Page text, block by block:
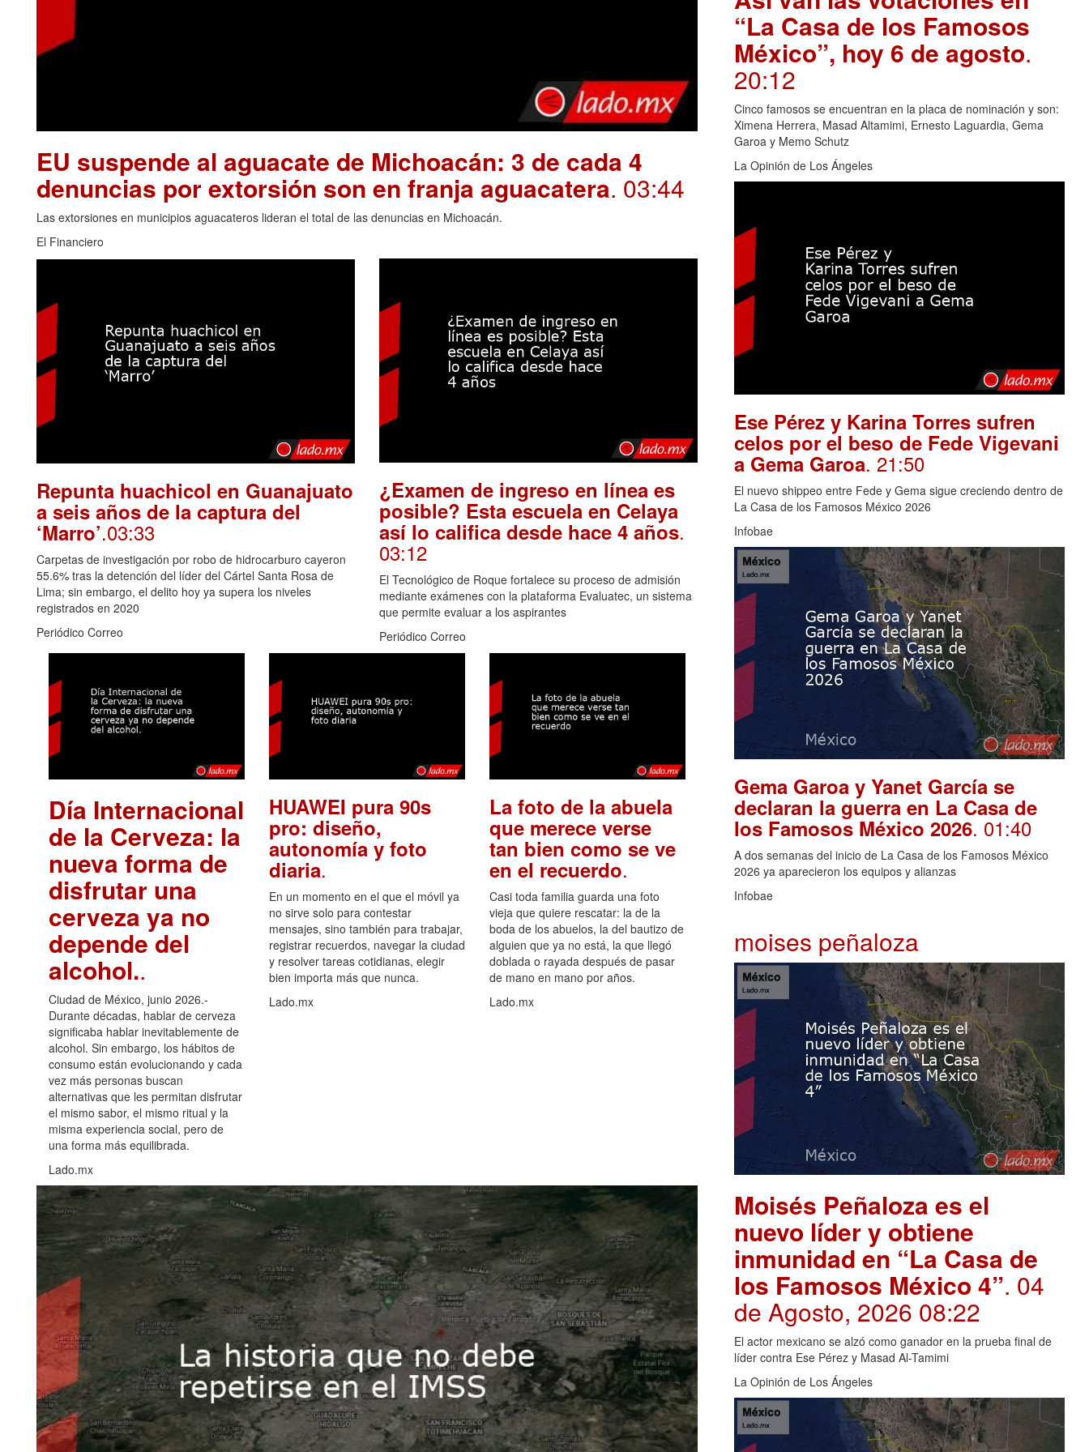
EU suspende al aguacate de Michoacán: 3 de cada 4
denuncias por extorsión son en franja aguacatera. 03:44
Las extorsiones en municipios aguacateros lideran el total de las denuncias en Michoacán.
El Financiero
Repunta huachicol en Guanajuato
a seis años de la captura del
‘Marro’.03:33
Carpetas de investigación por robo de hidrocarburo cayeron
55.6% tras la detención del líder del Cártel Santa Rosa de
Lima; sin embargo, el delito hoy ya supera los niveles
registrados en 2020
Periódico Correo
¿Examen de ingreso en línea es
posible? Esta escuela en Celaya
así lo califica desde hace 4 años.
03:12
El Tecnológico de Roque fortalece su proceso de admisión
mediante exámenes con la plataforma Evaluatec, un sistema
que permite evaluar a los aspirantes
Periódico Correo
Día Internacional
de la Cerveza: la
nueva forma de
disfrutar una
cerveza ya no
depende del
alcohol..
Ciudad de México, junio 2026.-
Durante décadas, hablar de cerveza
significaba hablar inevitablemente de
alcohol. Sin embargo, los hábitos de
consumo están evolucionando y cada
vez más personas buscan
alternativas que les permitan disfrutar
el mismo sabor, el mismo ritual y la
misma experiencia social, pero de
una forma más equilibrada.
Lado.mx
HUAWEI pura 90s
pro: diseño,
autonomía y foto
diaria.
En un momento en el que el móvil ya
no sirve solo para contestar
mensajes, sino también para trabajar,
registrar recuerdos, navegar la ciudad
y resolver tareas cotidianas, elegir
bien importa más que nunca.
Lado.mx
La foto de la abuela
que merece verse
tan bien como se ve
en el recuerdo.
Casi toda familia guarda una foto
vieja que quiere rescatar: la de la
boda de los abuelos, la del bautizo de
alguien que ya no está, la que llegó
doblada o rayada después de pasar
de mano en mano por años.
Lado.mx
“La Casa de los Famosos
México”, hoy 6 de agosto.
20:12
Cinco famosos se encuentran en la placa de nominación y son:
Ximena Herrera, Masad Altamimi, Ernesto Laguardia, Gema
Garoa y Memo Schutz
La Opinión de Los Ángeles
Ese Pérez y Karina Torres sufren
celos por el beso de Fede Vigevani
a Gema Garoa. 21:50
El nuevo shippeo entre Fede y Gema sigue creciendo dentro de
La Casa de los Famosos México 2026
Infobae
Gema Garoa y Yanet García se
declaran la guerra en La Casa de
los Famosos México 2026. 01:40
A dos semanas del inicio de La Casa de los Famosos México
2026 ya aparecieron los equipos y alianzas
Infobae
moises peñaloza
Moisés Peñaloza es el
nuevo líder y obtiene
inmunidad en “La Casa de
los Famosos México 4”. 04
de Agosto, 2026 08:22
El actor mexicano se alzó como ganador en la prueba final de
líder contra Ese Pérez y Masad Al-Tamimi
La Opinión de Los Ángeles